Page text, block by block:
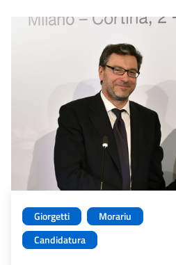
Giorgetti
Morariu
Candidatura